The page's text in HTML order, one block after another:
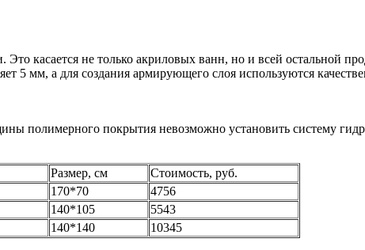
касается не только акриловых ванн, но и всей остальной
5 мм, а для создания армирующего слоя используются
полимерного покрытия невозможно установить систему
Размер, см
Стоимость, руб.
170*70
4756
140*105
5543
140*140 10345